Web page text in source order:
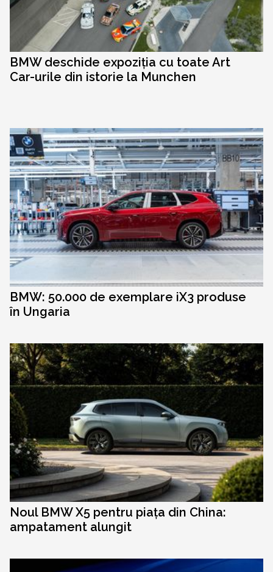
BMW deschide expoziția cu toate Art
Car-urile din istorie la Munchen
BMW: 50.000 de exemplare iX3 produse
în Ungaria
Noul BMW X5 pentru piața din China:
ampatament alungit